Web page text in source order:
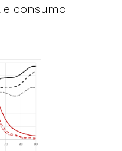
e consumo